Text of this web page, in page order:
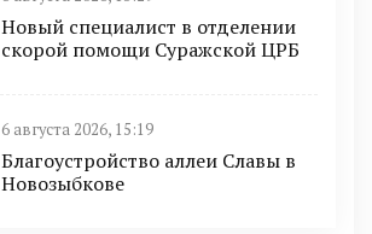
Новый специалист в отделении
скорой помощи Суражской ЦРБ
6 августа 2026, 15:19
Благоустройство аллеи Славы в
Новозыбкове